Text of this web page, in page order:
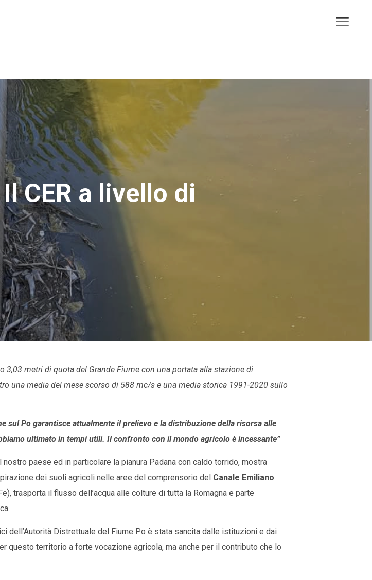
CER a livello di
metri di quota del Grande Fiume con una portata alla stazione di
una media del mese scorso di 588 mc/s e una media storica 1991-2020 sullo
sul Po garantisce attualmente il prelievo e la distribuzione della risorsa alle
ultimato in tempi utili. Il confronto con il mondo agricolo è incessante”
paese ed in particolare la pianura Padana con caldo torrido, mostra
dei suoli agricoli nelle aree del comprensorio del Canale Emiliano
trasporta il flusso dell’acqua alle colture di tutta la Romagna e parte
dell’Autorità Distrettuale del Fiume Po è stata sancita dalle istituzioni e dai
questo territorio a forte vocazione agricola, ma anche per il contributo che lo